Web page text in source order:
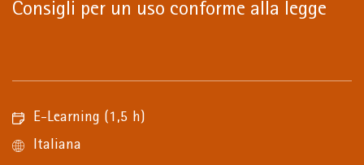
Consigli per un uso conforme alla legge
E-Learning (1,5 h)
Italiana